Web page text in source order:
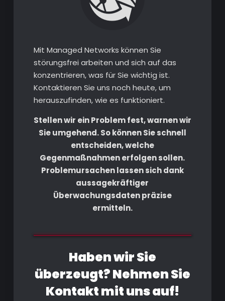
Mit Managed Networks können Sie
störungsfrei arbeiten und sich auf das
konzentrieren, was für Sie wichtig ist.
Kontaktieren Sie uns noch heute, um
herauszufinden, wie es funktioniert.
Stellen wir ein Problem fest, warnen wir
Sie umgehend. So können Sie schnell
entscheiden, welche
Gegenmaßnahmen erfolgen sollen.
Problemursachen lassen sich dank
aussagekräftiger
Überwachungsdaten präzise
ermitteln.
Haben wir Sie
überzeugt? Nehmen Sie
Kontakt mit uns auf!